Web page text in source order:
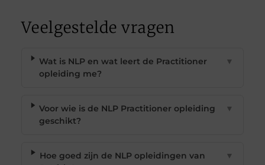
Veelgestelde vragen
Wat is NLP en wat leert de Practitioner
opleiding me?
▼
Voor wie is de NLP Practitioner opleiding
geschikt?
▼
Hoe goed zijn de NLP opleidingen van
▼